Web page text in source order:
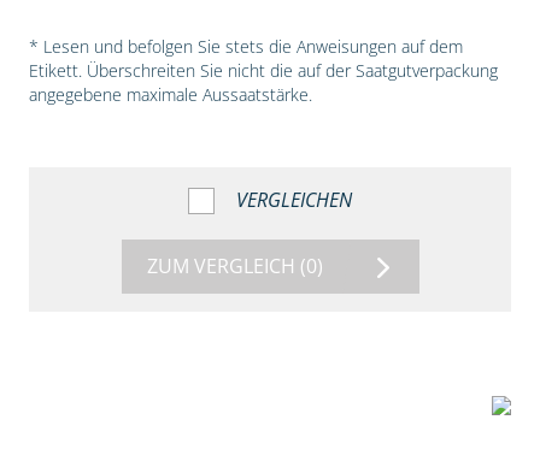
* Lesen und befolgen Sie stets die Anweisungen auf dem
Etikett. Überschreiten Sie nicht die auf der Saatgutverpackung
angegebene maximale Aussaatstärke.
VERGLEICHEN
ZUM VERGLEICH (0)